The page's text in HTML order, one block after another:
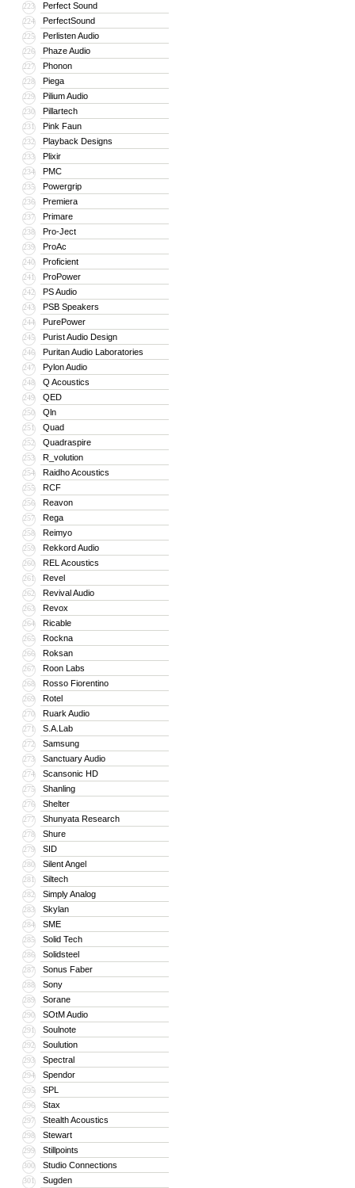
223 Perfect Sound
224 PerfectSound
225 Perlisten Audio
226 Phaze Audio
227 Phonon
228 Piega
229 Pilium Audio
230 Pillartech
231 Pink Faun
232 Playback Designs
233 Plixir
234 PMC
235 Powergrip
236 Premiera
237 Primare
238 Pro-Ject
239 ProAc
240 Proficient
241 ProPower
242 PS Audio
243 PSB Speakers
244 PurePower
245 Purist Audio Design
246 Puritan Audio Laboratories
247 Pylon Audio
248 Q Acoustics
249 QED
250 Qln
251 Quad
252 Quadraspire
253 R_volution
254 Raidho Acoustics
255 RCF
256 Reavon
257 Rega
258 Reimyo
259 Rekkord Audio
260 REL Acoustics
261 Revel
262 Revival Audio
263 Revox
264 Ricable
265 Rockna
266 Roksan
267 Roon Labs
268 Rosso Fiorentino
269 Rotel
270 Ruark Audio
271 S.A.Lab
272 Samsung
273 Sanctuary Audio
274 Scansonic HD
275 Shanling
276 Shelter
277 Shunyata Research
278 Shure
279 SID
280 Silent Angel
281 Siltech
282 Simply Analog
283 Skylan
284 SME
285 Solid Tech
286 Solidsteel
287 Sonus Faber
288 Sony
289 Sorane
290 SOtM Audio
291 Soulnote
292 Soulution
293 Spectral
294 Spendor
295 SPL
296 Stax
297 Stealth Acoustics
298 Stewart
299 Stillpoints
300 Studio Connections
301 Sugden